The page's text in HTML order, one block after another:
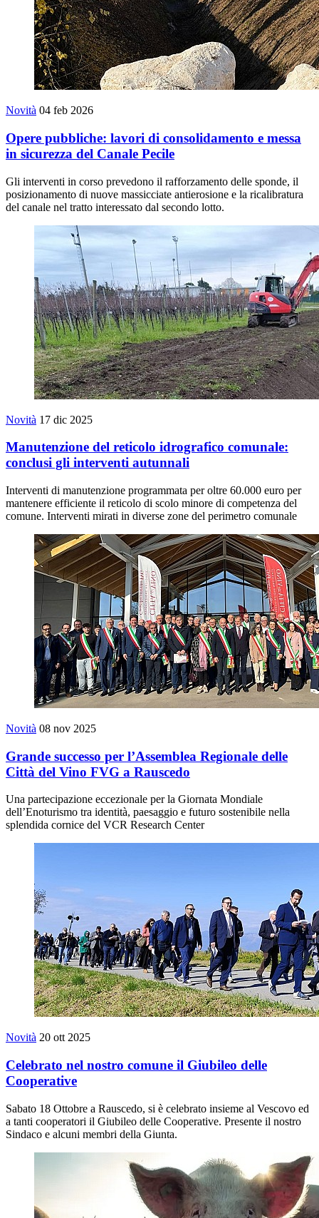
Novità 04 feb 2026
Opere pubbliche: lavori di consolidamento e messa
in sicurezza del Canale Pecile
Gli interventi in corso prevedono il rafforzamento delle sponde, il
posizionamento di nuove massicciate antierosione e la ricalibratura
del canale nel tratto interessato dal secondo lotto.
Novità 17 dic 2025
Manutenzione del reticolo idrografico comunale:
conclusi gli interventi autunnali
Interventi di manutenzione programmata per oltre 60.000 euro per
mantenere efficiente il reticolo di scolo minore di competenza del
comune. Interventi mirati in diverse zone del perimetro comunale
Novità 08 nov 2025
Grande successo per l’Assemblea Regionale delle
Città del Vino FVG a Rauscedo
Una partecipazione eccezionale per la Giornata Mondiale
dell’Enoturismo tra identità, paesaggio e futuro sostenibile nella
splendida cornice del VCR Research Center
Novità 20 ott 2025
Celebrato nel nostro comune il Giubileo delle
Cooperative
Sabato 18 Ottobre a Rauscedo, si è celebrato insieme al Vescovo ed
a tanti cooperatori il Giubileo delle Cooperative. Presente il nostro
Sindaco e alcuni membri della Giunta.